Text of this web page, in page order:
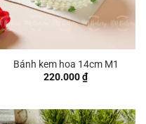
Bánh kem hoa 14cm M1
220.000₫